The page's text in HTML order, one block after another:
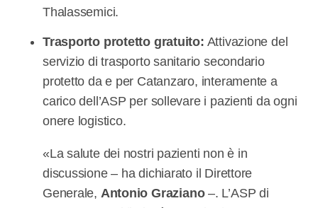
Thalassemici.
Trasporto protetto gratuito: Attivazione del
servizio di trasporto sanitario secondario
protetto da e per Catanzaro, interamente a
carico dell’ASP per sollevare i pazienti da ogni
onere logistico.
«La salute dei nostri pazienti non è in
discussione – ha dichiarato il Direttore
Generale, Antonio Graziano–. L’ASP di